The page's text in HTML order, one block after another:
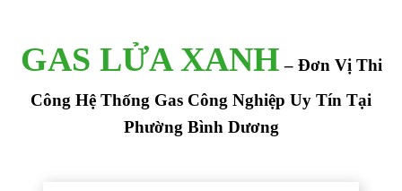
GAS LỬA XANH – Đơn Vị Thi
Công Hệ Thống Gas Công Nghiệp Uy Tín Tại
Phường Bình Dương